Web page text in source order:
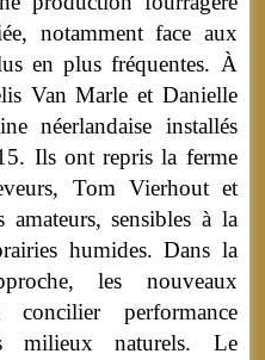
notamment face aux
en plus fréquentes. À
Van Marle et Danielle
néerlandaise installés
Ils ont repris la ferme
Tom Vierhout et
sensibles à la
humides. Dans la
les nouveaux
concilier performance
milieux naturels. Le